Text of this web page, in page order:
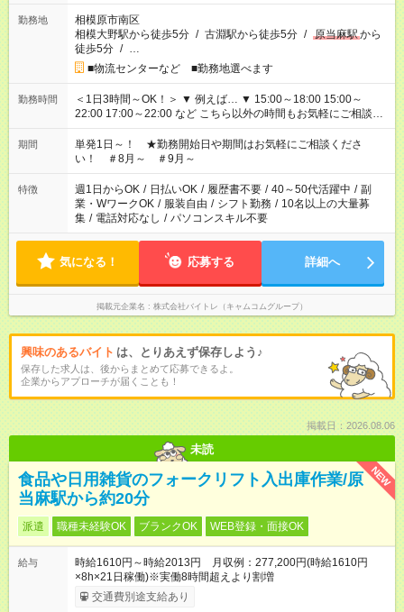
勤務地
相模原市南区
相模大野駅から徒歩5分 / 古淵駅から徒歩5分 / 原当麻駅から
徒歩5分 / …
■物流センターなど ■勤務地選べます
勤務時間
＜1日3時間～OK！＞ ▼ 例えば… ▼ 15:00～18:00 15:00～
22:00 17:00～22:00 など こちら以外の時間もお気軽にご相談く
ださい！
期間
単発1日～！ ★勤務開始日や期間はお気軽にご相談くださ
い！ ＃8月～ ＃9月～
特徴 週1日からOK / 日払いOK / 履歴書不要 / 40～50代活躍中 / 副
業・WワークOK / 服装自由 / シフト勤務 / 10名以上の大量募
集 / 電話対応なし / パソコンスキル不要
気になる！ 応募する 詳細へ
掲載元企業名 株式会社バイトレ（キャムコムグループ）
興味のあるバイト は、とりあえず保存しよう♪
保存した求人は、後からまとめて応募できるよ。
企業からアプローチが届くことも！
掲載日：2026.08.06
未読
NEW
食品や日用雑貨のフォークリフト入出庫作業/原
当麻駅から約20分
派遣 職種未経験OK ブランクOK WEB登録・面接OK
給与
時給1610円～時給2013円 月収例：277,200円(時給1610円
×8h×21日稼働)※実働8時間超えより割増
交通費別途支給あり